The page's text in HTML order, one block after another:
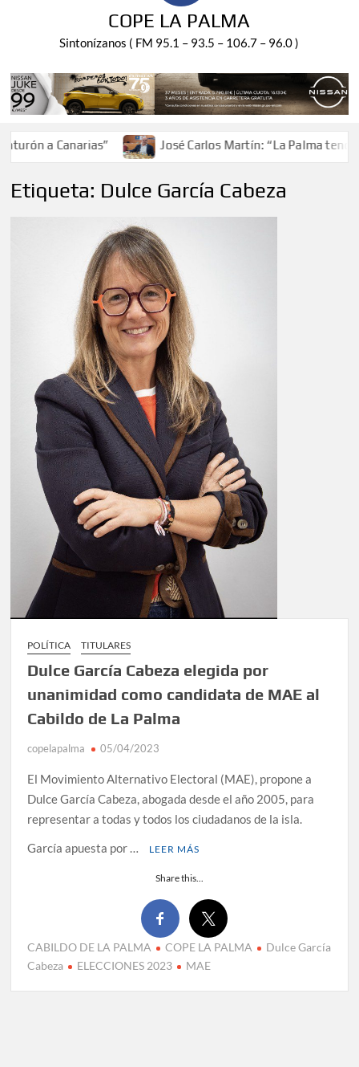
COPE LA PALMA
Sintonízanos ( FM 95.1 – 93.5 – 106.7 – 96.0 )
a Canarias” José Carlos Martín: “La Palma tendrá
Etiqueta: Dulce García Cabeza
POLÍTICA TITULARES
Dulce García Cabeza elegida por
unanimidad como candidata de MAE al
Cabildo de La Palma
copelapalma 05/04/2023
El Movimiento Alternativo Electoral (MAE), propone a
Dulce García Cabeza, abogada desde el año 2005, para
representar a todas y todos los ciudadanos de la isla.
García apuesta por …
LEER MÁS
Share this...
CABILDO DE LA PALMA COPE LA PALMA
Dulce García
Cabeza
ELECCIONES 2023 MAE